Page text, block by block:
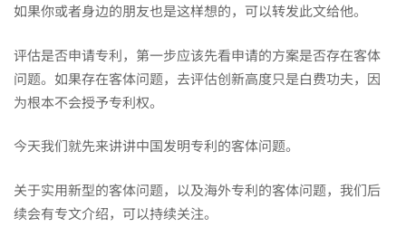
题
解
读：
智
如果你或者身边的朋友也是这样想的，可以转发此文给他。
评估是否申请专利，第一步应该先看申请的方案是否存在客体
问题。如果存在客体问题，去评估创新高度只是白费功夫，因
为根本不会授予专利权。
今天我们就先来讲讲中国发明专利的客体问题。
关于实用新型的客体问题，以及海外专利的客体问题，我们后
续会有专文介绍，可以持续关注。